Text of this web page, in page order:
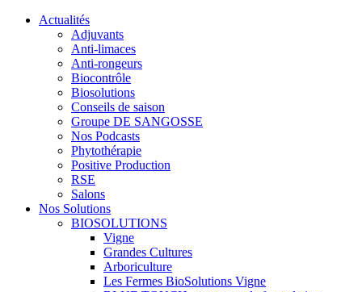
Actualités
Adjuvants
Anti-limaces
Anti-rongeurs
Biocontrôle
Biosolutions
Conseils de saison
Groupe DE SANGOSSE
Nos Podcasts
Phytothérapie
Positive Production
RSE
Salons
Nos Solutions
BIOSOLUTIONS
Vigne
Grandes Cultures
Arboriculture
Les Fermes BioSolutions Vigne